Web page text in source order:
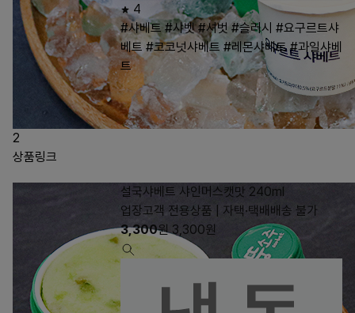
2
4
#샤베트 #샤벳 #셔벗 #슬러시 #요구르트샤
베트 #코코넛샤베트 #레몬샤베트 #과일샤베
트
상품링크
설국샤베트 샤인머스캣맛 240ml
업장고객 전용상품 | 자택·택배배송 불가
3,300원 3,300원